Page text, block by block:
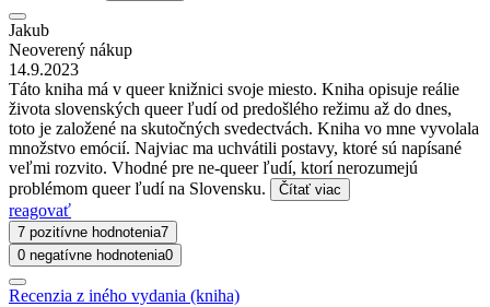
Jakub
Neoverený nákup
14.9.2023
Táto kniha má v queer knižnici svoje miesto. Kniha opisuje reálie
života slovenských queer ľudí od predošlého režimu až do dnes,
toto je založené na skutočných svedectvách. Kniha vo mne vyvolala
množstvo emócií. Najviac ma uchvátili postavy, ktoré sú napísané
veľmi rozvito. Vhodné pre ne-queer ľudí, ktorí nerozumejú
problémom queer ľudí na Slovensku.
Čítať viac
reagovať
7 pozitívne hodnotenia7
0 negatívne hodnotenia0
Recenzia z iného vydania (kniha)